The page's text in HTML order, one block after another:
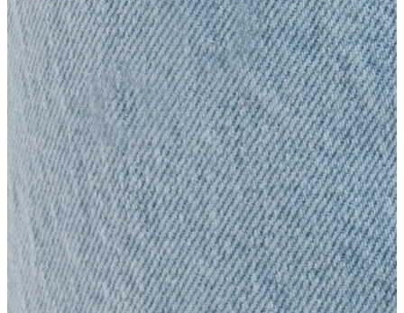
Öne Çıkanlar
Öne Çıkanlar
Yaz Ürünleri
İndirimdekiler
Online Özel Koleksiyon
Giyim
Giyim
Jean Pantolon
Pantolon
Gömlek
Sweatshirt
T-shirt
Polo
Şort
Deniz Şortu
Atlet
Hırka
Eşofman Altı
Yağmurluk